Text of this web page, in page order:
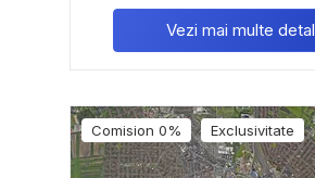
Vezi mai multe
Comision 0% Exclusivitate